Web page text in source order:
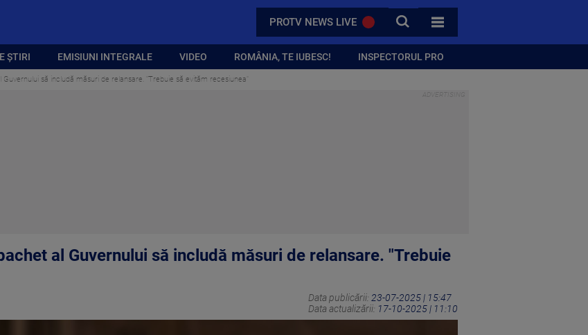
PROTV NEWS LIVE CAUTA
TOATE CATEGORIILE
ȘTIRI EMISIUNI INTEGRALE VIDEO ROMÂNIA, TE IUBESC! INSPECTORUL PRO
să includă măsuri de relansare. "Trebuie să evităm recesiunea"
al Guvernului să includă măsuri de relansare. "Trebuie
Data publicării: 23-07-2025 | 15:47
Data actualizării: 17-10-2025 | 11:10